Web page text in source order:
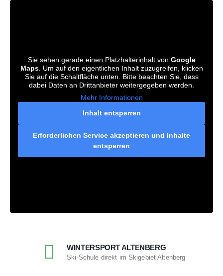
Sie sehen gerade einen Platzhalterinhalt von Google
Maps. Um auf den eigentlichen Inhalt zuzugreifen, klicken
Sie auf die Schaltfläche unten. Bitte beachten Sie, dass
dabei Daten an Drittanbieter weitergegeben werden.
Mehr Informationen
Inhalt entsperren
Erforderlichen Service akzeptieren und Inhalte
entsperren
WINTERSPORT ALTENBERG
Ski-Schule direkt im Skigebiet Altenberg